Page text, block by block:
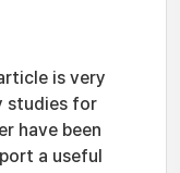
is very
studies for
have been
a useful